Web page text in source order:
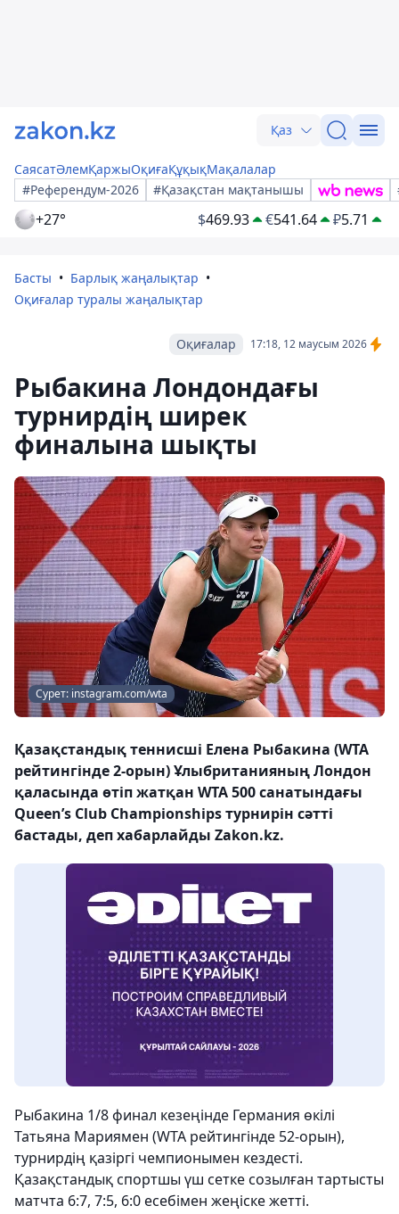
Қаз
СаясатӘлемҚаржыОқиғаҚұқықМақалалар
#Референдум-2026
#Қазақстан мақтанышы
+27° $469.93 €541.64 ₽5.71
Басты
Барлық жаңалықтар
Оқиғалар туралы жаңалықтар
17:18, 12 маусым 2026
Оқиғалар
Рыбакина Лондондағы
турнирдің ширек
финалына шықты
Сурет: instagram.com/wta
Қазақстандық теннисші Елена Рыбакина (WTA
рейтингінде 2-орын) Ұлыбританияның Лондон
қаласында өтіп жатқан WTA 500 санатындағы
Queen’s Club Championships турнирін сәтті
бастады, деп хабарлайды Zakon.kz.
Рыбакина 1/8 финал кезеңінде Германия өкілі
Татьяна Мариямен (WTA рейтингінде 52-орын),
турнирдің қазіргі чемпионымен кездесті.
Қазақстандық спортшы үш сетке созылған тартысты
матчта 6:7, 7:5, 6:0 есебімен жеңіске жетті.